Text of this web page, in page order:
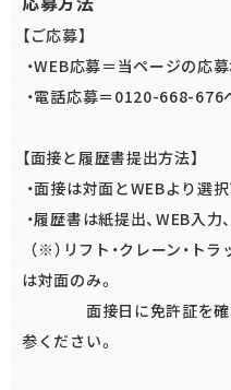
【ご応募】
・WEB応募＝当ページの応募
・電話応募＝0120-668-676
【面接と履歴書提出方法】
・面接は対面とWEBより選択
・履歴書は紙提出、WEB入
（※）リフト・クレーン・ト
は対面のみ。
面接日に免許証を確認
参ください。